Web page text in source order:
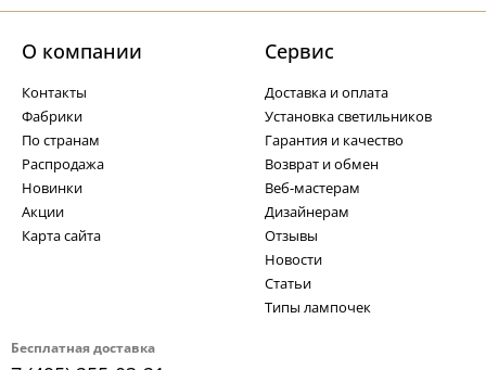
Бесплатная доставка
О компании
Контакты
Фабрики
По странам
Распродажа
Новинки
Акции
Карта сайта
Cервис
Доставка и оплата
Установка светильников
Гарантия и качество
Возврат и обмен
Веб-мастерам
Дизайнерам
Отзывы
Новости
Статьи
Типы лампочек